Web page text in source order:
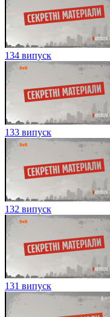
134 випуск
133 випуск
132 випуск
131 випуск